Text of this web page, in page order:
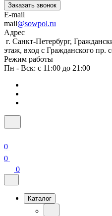
Заказать звонок
E-mail
mail@sowpol.ru
Адрес
г. Санкт-Петербург,
этаж, вход с Гражданского пр.
Режим работы
Пн - Вск: с 11:00 до 21:00
0
0
0
Каталог